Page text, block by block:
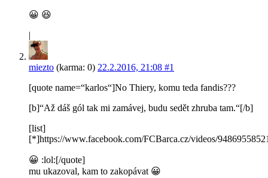
😀 😆
|
miezto (karma: 0) 22.2.2016, 21:08 #1
[quote name=“karlos“]No Thiery, komu teda fandis???
[b]“Až dáš gól tak mi zamávej, budu sedět zhruba tam.“[/b]
[list]
[*]https://www.facebook.com/FCBarca.cz/videos/
😀 :lol:[/quote]
mu ukazoval, kam to zakopávat 😀